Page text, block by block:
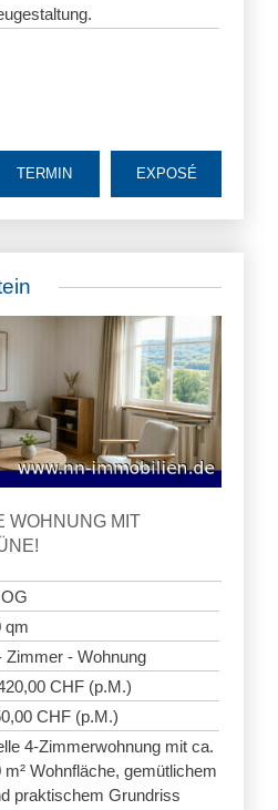
EXPOSÉ
TERMIN
WOHNUNG MIT
qm
Zimmer - Wohnung
CHF (p.M.)
CHF (p.M.)
4-Zimmerwohnung mit ca.
m² Wohnfläche, gemütlichem
praktischem Grundriss